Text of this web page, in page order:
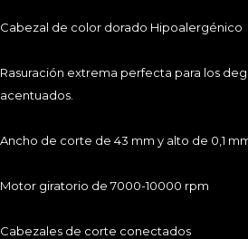
Cabezal de color dorado Hipoalergénico
Rasuración extrema perfecta para los
acentuados.
Ancho de corte de 43 mm y alto de 0,1
Motor giratorio de 7000-10000 rpm
Cabezales de corte conectados